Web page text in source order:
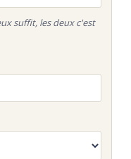
suffit, les deux c'est